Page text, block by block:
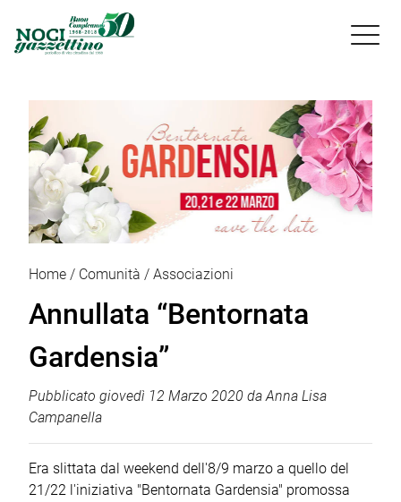

Home Comunità Associazioni
Annullata “Bentornata
Gardensia”
Pubblicato giovedì 12 Marzo 2020 da Anna Lisa
Campanella
Era slittata dal weekend dell'8/9 marzo a quello del
21/22 l'iniziativa "Bentornata Gardensia" promossa